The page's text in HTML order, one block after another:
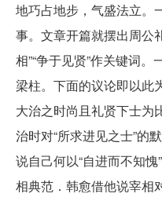
地巧占地步，气盛法立。
事。文章开篇就摆出周公
相”“争于见贤”作关键词。
梁柱。下面的议论即以此
大治之时尚且礼贤下士为
治时对“所求进见之士”的
说自己何以“自进而不知
相典范．韩愈借他说宰相